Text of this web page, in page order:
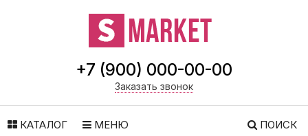
+7 (900) 000-00-00
Заказать звонок
КАТАЛОГ МЕНЮ ПОИСК